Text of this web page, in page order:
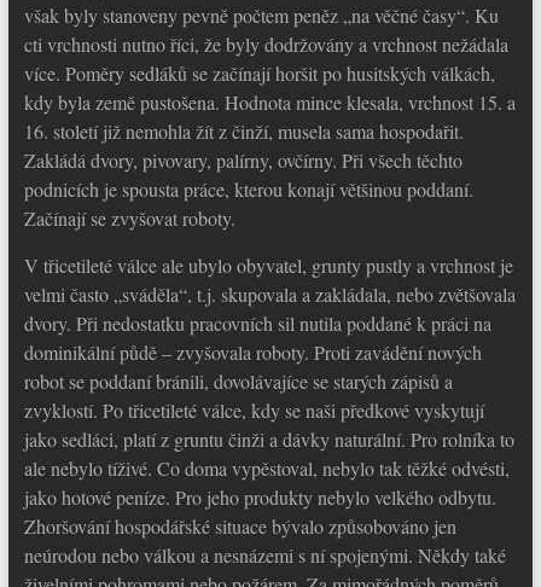
však byly stanoveny pevně počtem peněz „na věčné časy“. Ku
cti vrchnosti nutno říci, že byly dodržovány a vrchnost nežádala
více. Poměry sedláků se začínají horšit po husitských válkách,
kdy byla země pustošena. Hodnota mince klesala, vrchnost 15. a
16. století již nemohla žít z činží, musela sama hospodařit.
Zakládá dvory, pivovary, palírny, ovčírny. Při všech těchto
podnicích je spousta práce, kterou konají většinou poddaní.
Začínají se zvyšovat roboty.
V třicetileté válce ale ubylo obyvatel, grunty pustly a vrchnost je
velmi často „sváděla“, t.j. skupovala a zakládala, nebo zvětšovala
dvory. Při nedostatku pracovních sil nutila poddané k práci na
dominikální půdě – zvyšovala roboty. Proti zavádění nových
robot se poddaní bránili, dovolávajíce se starých zápisů a
zvyklostí. Po třicetileté válce, kdy se naši předkové vyskytují
jako sedláci, platí z gruntu činži a dávky naturální. Pro rolníka to
ale nebylo tíživé. Co doma vypěstoval, nebylo tak těžké odvésti,
jako hotové peníze. Pro jeho produkty nebylo velkého odbytu.
Zhoršování hospodářské situace bývalo způsobováno jen
neúrodou nebo válkou a nesnázemi s ní spojenými. Někdy také